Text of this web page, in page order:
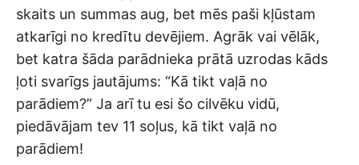
skaits un summas aug, bet mēs paši kļūstam
atkarīgi no kredītu devējiem. Agrāk vai vēlāk,
bet katra šāda parādnieka prātā uzrodas kāds
ļoti svarīgs jautājums: “Kā tikt vaļā no
parādiem?” Ja arī tu esi šo cilvēku vidū,
piedāvājam tev 11 soļus, kā tikt vaļā no
parādiem!